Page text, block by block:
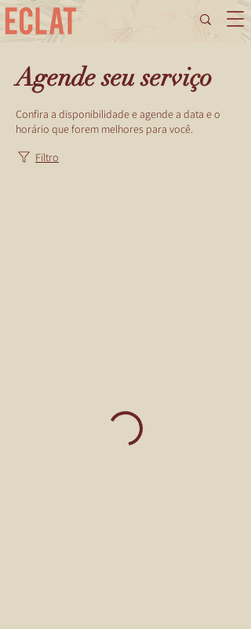
Agende seu serviço
Confira a disponibilidade e agende a data e o
horário que forem melhores para você.
Filtro